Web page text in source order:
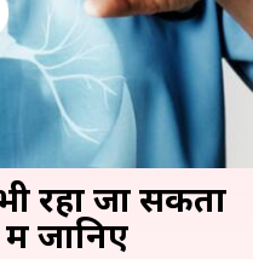
रहा जा सकता
जानिए